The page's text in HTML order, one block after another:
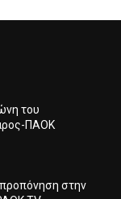
του
ΠΑΟΚ
στην